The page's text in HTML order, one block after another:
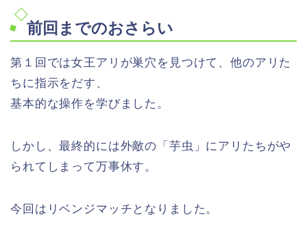
前回までのおさらい
第１回では女王アリが巣穴を見つけて、他のアリた
ちに指示をだす、
基本的な操作を学びました。
しかし、最終的には外敵の「芋虫」にアリたちがや
られてしまって万事休す。
今回はリベンジマッチとなりました。